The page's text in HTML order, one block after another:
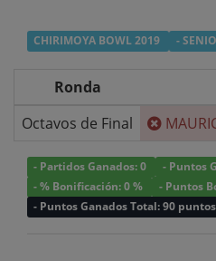
CHIRIMOYA BOWL 2019 -
Ronda
Octavos de Final
- Partidos Ganados: 0
- Puntos
- % Bonificación: 0 %
- Puntos
- Puntos Ganados Total: 90 puntos